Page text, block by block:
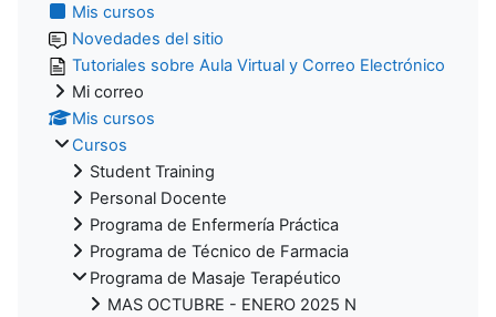
Mis cursos
Novedades del sitio
Tutoriales sobre Aula Virtual y Correo Electrónico
Mi correo
Mis cursos
Cursos
Student Training
Personal Docente
Programa de Enfermería Práctica
Programa de Técnico de Farmacia
Programa de Masaje Terapéutico
MAS OCTUBRE - ENERO 2025 N